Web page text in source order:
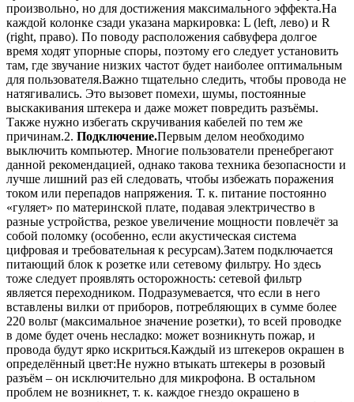
произвольно, но для достижения максимального эффекта.На
каждой колонке сзади указана маркировка: L (left, лево) и R
(right, право). По поводу расположения сабвуфера долгое
время ходят упорные споры, поэтому его следует установить
там, где звучание низких частот будет наиболее оптимальным
для пользователя.Важно тщательно следить, чтобы провода не
натягивались. Это вызовет помехи, шумы, постоянные
выскакивания штекера и даже может повредить разъёмы.
Также нужно избегать скручивания кабелей по тем же
причинам.2. Подключение.Первым делом необходимо
выключить компьютер. Многие пользователи пренебрегают
данной рекомендацией, однако такова техника безопасности и
лучше лишний раз ей следовать, чтобы избежать поражения
током или перепадов напряжения. Т. к. питание постоянно
«гуляет» по материнской плате, подавая электричество в
разные устройства, резкое увеличение мощности повлечёт за
собой поломку (особенно, если акустическая система
цифровая и требовательная к ресурсам).Затем подключается
питающий блок к розетке или сетевому фильтру. Но здесь
тоже следует проявлять осторожность: сетевой фильтр
является переходником. Подразумевается, что если в него
вставлены вилки от приборов, потребляющих в сумме более
220 вольт (максимальное значение розетки), то всей проводке
в доме будет очень несладко: может возникнуть пожар, и
провода будут ярко искриться.Каждый из штекеров окрашен в
определённый цвет:Не нужно втыкать штекеры в розовый
разъём – он исключительно для микрофона. В остальном
проблем не возникнет, т. к. каждое гнездо окрашено в